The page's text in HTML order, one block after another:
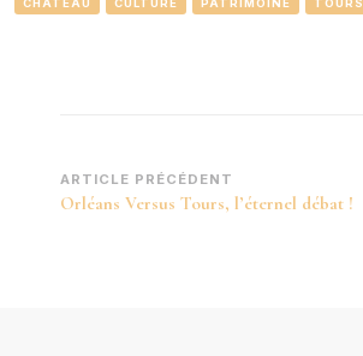
Navigation
d’article
ARTICLE PRÉCÉDENT
Orléans Versus Tours, l’éternel débat !